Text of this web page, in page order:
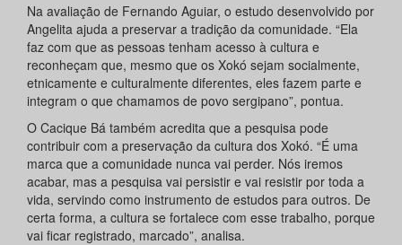
Na avaliação de Fernando Aguiar, o estudo desenvolvido por
Angelita ajuda a preservar a tradição da comunidade. “Ela
faz com que as pessoas tenham acesso à cultura e
reconheçam que, mesmo que os Xokó sejam socialmente,
etnicamente e culturalmente diferentes, eles fazem parte e
integram o que chamamos de povo sergipano”, pontua.
O Cacique Bá também acredita que a pesquisa pode
contribuir com a preservação da cultura dos Xokó. “É uma
marca que a comunidade nunca vai perder. Nós iremos
acabar, mas a pesquisa vai persistir e vai resistir por toda a
vida, servindo como instrumento de estudos para outros. De
certa forma, a cultura se fortalece com esse trabalho, porque
vai ficar registrado, marcado”, analisa.